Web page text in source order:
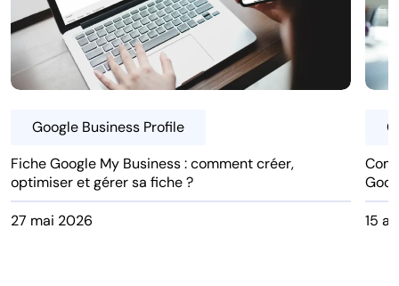
Google Business Profile
Fiche Google My Business : comment créer,
optimiser et gérer sa fiche ?
27 mai 2026 15